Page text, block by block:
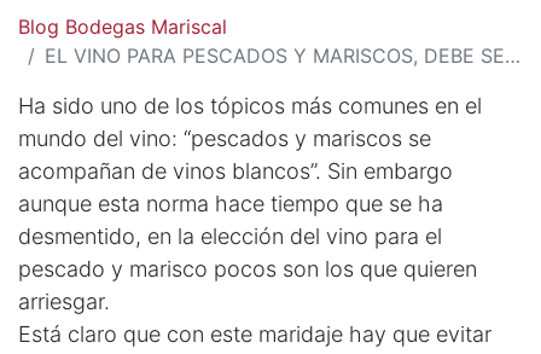
Blog Bodegas Mariscal
EL VINO PARA PESCADOS Y MARISCOS, DEBE SER…
Ha sido uno de los tópicos más comunes en el
mundo del vino: “pescados y mariscos se
acompañan de vinos blancos”. Sin embargo
aunque esta norma hace tiempo que se ha
desmentido, en la elección del vino para el
pescado y marisco pocos son los que quieren
arriesgar.
Está claro que con este maridaje hay que evitar